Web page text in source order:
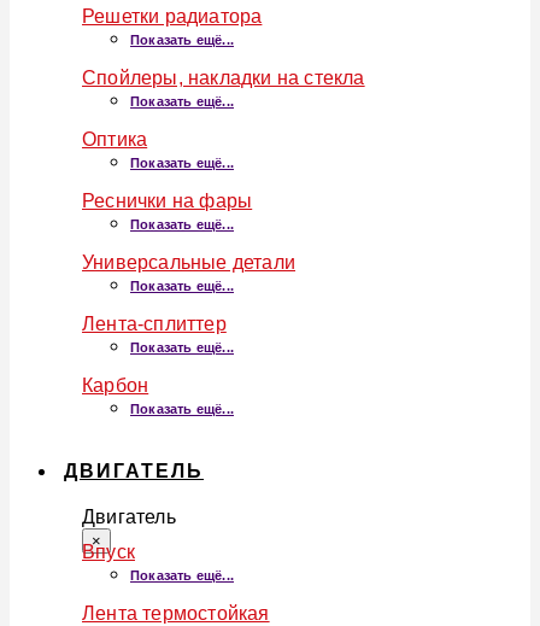
Решетки радиатора
Показать ещё...
Спойлеры, накладки на стекла
Показать ещё...
Оптика
Показать ещё...
Реснички на фары
Показать ещё...
Универсальные детали
Показать ещё...
Лента-сплиттер
Показать ещё...
Карбон
Показать ещё...
ДВИГАТЕЛЬ
Двигатель
×
Впуск
Показать ещё...
Лента термостойкая